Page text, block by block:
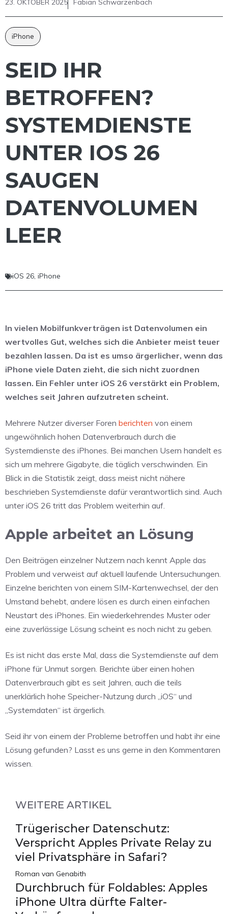
23. OKTOBER 2025 Fabian Schwarzenbach
iPhone
SEID IHR
BETROFFEN?
SYSTEMDIENSTE
UNTER IOS 26
SAUGEN
DATENVOLUMEN
LEER
iOS 26, iPhone
In vielen Mobilfunkverträgen ist Datenvolumen ein
wertvolles Gut, welches sich die Anbieter meist teuer
bezahlen lassen. Da ist es umso ärgerlicher, wenn das
iPhone viele Daten zieht, die sich nicht zuordnen
lassen. Ein Fehler unter iOS 26 verstärkt ein Problem,
welches seit Jahren aufzutreten scheint.
Mehrere Nutzer diverser Foren berichten von einem
ungewöhnlich hohen Datenverbrauch durch die
Systemdienste des iPhones. Bei manchen Usern handelt es
sich um mehrere Gigabyte, die täglich verschwinden. Ein
Blick in die Statistik zeigt, dass meist nicht nähere
beschrieben Systemdienste dafür verantwortlich sind. Auch
unter iOS 26 tritt das Problem weiterhin auf.
Apple arbeitet an Lösung
Den Beiträgen einzelner Nutzern nach kennt Apple das
Problem und verweist auf aktuell laufende Untersuchungen.
Einzelne berichten von einem SIM-Kartenwechsel, der den
Umstand behebt, andere lösen es durch einen einfachen
Neustart des iPhones. Ein wiederkehrendes Muster oder
eine zuverlässige Lösung scheint es noch nicht zu geben.
Es ist nicht das erste Mal, dass die Systemdienste auf dem
iPhone für Unmut sorgen. Berichte über einen hohen
Datenverbrauch gibt es seit Jahren, auch die teils
unerklärlich hohe Speicher-Nutzung durch „iOS“ und
„Systemdaten“ ist ärgerlich.
Seid ihr von einem der Probleme betroffen und habt ihr eine
Lösung gefunden? Lasst es uns gerne in den Kommentaren
wissen.
WEITERE ARTIKEL
Trügerischer Datenschutz:
Verspricht Apples Private Relay zu
viel Privatsphäre in Safari?
Roman van Genabith
Durchbruch für Foldables: Apples
iPhone Ultra dürfte Falter-